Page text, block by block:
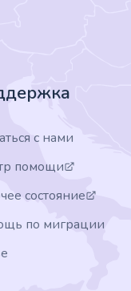
с нами
помощи
состояние
по миграции